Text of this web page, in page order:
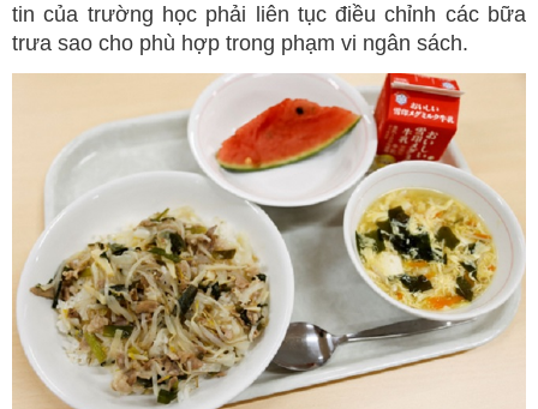
tin của trường học phải liên tục điều chỉnh các bữa
trưa sao cho phù hợp trong phạm vi ngân sách.